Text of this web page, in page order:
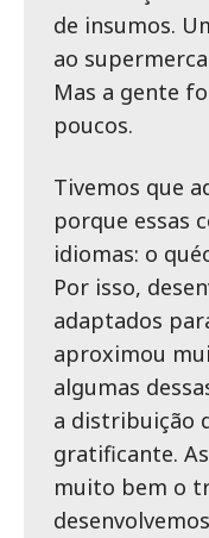
de insumos.
ao
Mas a gente
poucos.
Tivemos que
porque essas
idiomas: o
Por isso,
adaptados
aproximou
algumas
a distribuição
gratificante.
muito bem o